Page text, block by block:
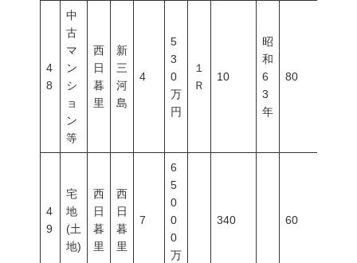
4
8
中
古
マ
ン
シ
ョ
ン
等
西
日
暮
里
新
三
河
島
4
5
3
0
万
円
１
Ｒ
10
昭
和
6
3
年
80
4
9
宅
地
(土
地)
西
日
暮
里
西
日
暮
里
7
6
5
0
0
0
万
340 60